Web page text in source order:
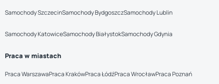
Samochody SzczecinSamochody BydgoszczSamochody Lublin
Samochody KatowiceSamochody BiałystokSamochody Gdynia
Praca w miastach
Praca WarszawaPraca KrakówPraca ŁódźPraca WrocławPraca Poznań